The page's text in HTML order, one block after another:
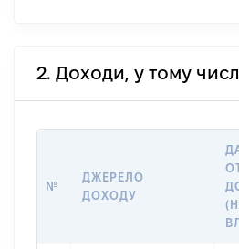
2. Доходи, у тому
№
ДЖЕРЕЛО
ДОХОДУ